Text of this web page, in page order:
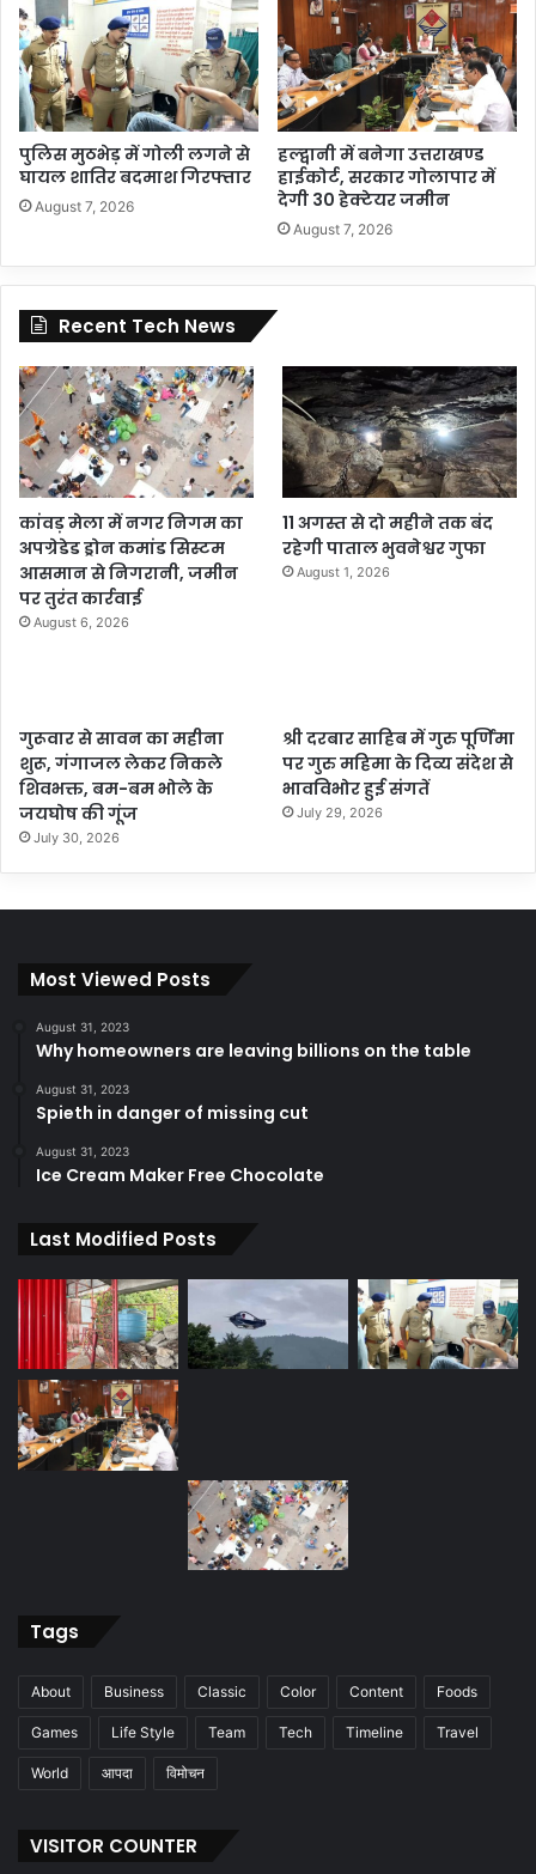
पुलिस मुठभेड़ में गोली लगने से
घायल शातिर बदमाश गिरफ्तार
August 7, 2026
हल्द्वानी में बनेगा उत्तराखण्ड
हाईकोर्ट, सरकार गोलापार में
देगी 30 हेक्टेयर जमीन
August 7, 2026
Recent Tech News
कांवड़ मेला में नगर निगम का
अपग्रेडेड ड्रोन कमांड सिस्टम
आसमान से निगरानी, जमीन
पर तुरंत कार्रवाई
August 6, 2026
11 अगस्त से दो महीने तक बंद
रहेगी पाताल भुवनेश्वर गुफा
August 1, 2026
गुरूवार से सावन का महीना
शुरू, गंगाजल लेकर निकले
शिवभक्त, बम-बम भोले के
जयघोष की गूंज
July 30, 2026
श्री दरबार साहिब में गुरु पूर्णिमा
पर गुरु महिमा के दिव्य संदेश से
भावविभोर हुई संगतें
July 29, 2026
Most Viewed Posts
August 31, 2023
Why homeowners are leaving billions on the table
August 31, 2023
Spieth in danger of missing cut
August 31, 2023
Ice Cream Maker Free Chocolate
Last Modified Posts
Tags
About Business Classic Color Content Foods
Games Life Style Team Tech Timeline Travel
World आपदा विमोचन
VISITOR COUNTER